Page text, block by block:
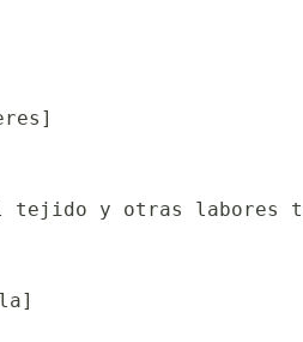
el tejido y otras labores